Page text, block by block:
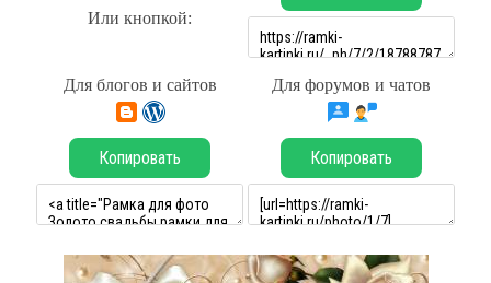
Или кнопкой:
Для блогов и сайтов Для форумов и чатов
Копировать Копировать